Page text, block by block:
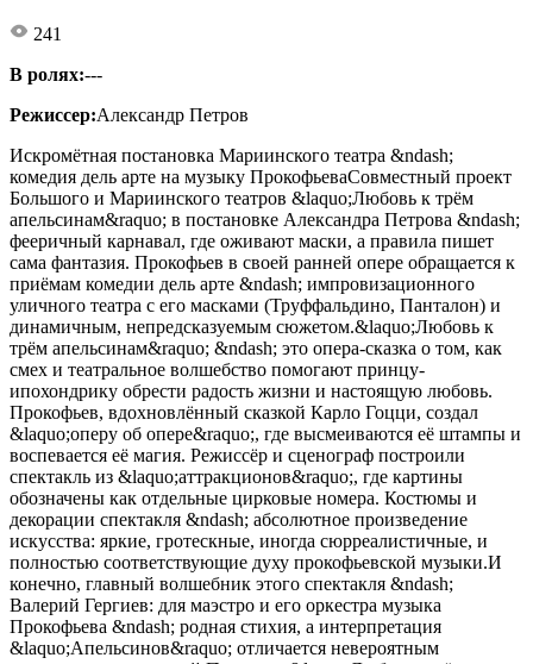
241
В ролях:---
Режиссер:Александр Петров
Искромётная постановка Мариинского театра &ndash;
комедия дель арте на музыку ПрокофьеваСовместный проект
Большого и Мариинского театров &laquo;Любовь к трём
апельсинам&raquo; в постановке Александра Петрова &ndash;
фееричный карнавал, где оживают маски, а правила пишет
сама фантазия. Прокофьев в своей ранней опере обращается к
приёмам комедии дель арте &ndash; импровизационного
уличного театра с его масками (Труффальдино, Панталон) и
динамичным, непредсказуемым сюжетом.&laquo;Любовь к
трём апельсинам&raquo; &ndash; это опера-сказка о том, как
смех и театральное волшебство помогают принцу-
ипохондрику обрести радость жизни и настоящую любовь.
Прокофьев, вдохновлённый сказкой Карло Гоцци, создал
&laquo;оперу об опере&raquo;, где высмеиваются её штампы и
воспевается её магия. Режиссёр и сценограф построили
спектакль из &laquo;аттракционов&raquo;, где картины
обозначены как отдельные цирковые номера. Костюмы и
декорации спектакля &ndash; абсолютное произведение
искусства: яркие, гротескные, иногда сюрреалистичные, и
полностью соответствующие духу прокофьевской музыки.И
конечно, главный волшебник этого спектакля &ndash;
Валерий Гергиев: для маэстро и его оркестра музыка
Прокофьева &ndash; родная стихия, а интерпретация
&laquo;Апельсинов&raquo; отличается невероятным